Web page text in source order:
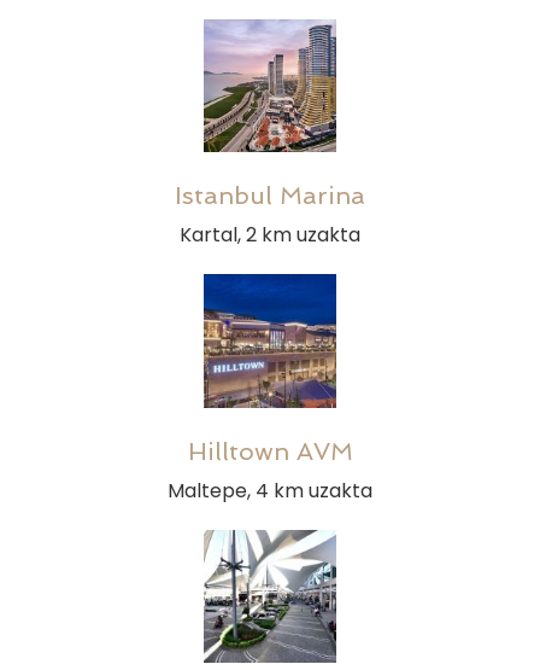
Istanbul Marina
Kartal, 2 km uzakta
Hilltown AVM
Maltepe, 4 km uzakta